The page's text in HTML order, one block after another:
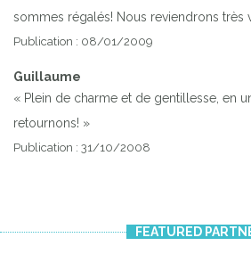
sommes régalés! Nous reviendrons très
Publication : 08/01/2009
Guillaume
« Plein de charme et de gentillesse, en
retournons! »
Publication : 31/10/2008
FEATURED